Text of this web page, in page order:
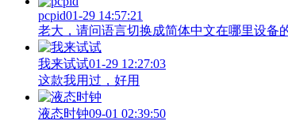
pcpid01-29 14:57:21
老大，请问语言切换成简体中文在哪里设备
我来试试01-29 12:27:03
这款我用过，好用
液态时钟09-01 02:39:50